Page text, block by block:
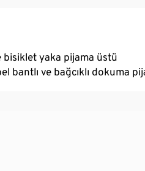
yaka pijama üstü
bantlı ve bağcıklı dokuma